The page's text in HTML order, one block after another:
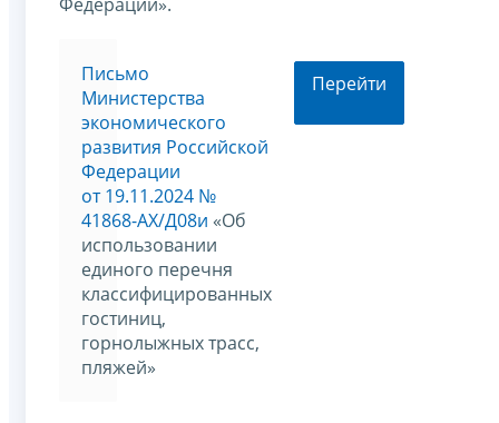
Письмо
Министерства
экономического
развития Российской
Федерации
от 19.11.2024 №
41868-АХ/Д08и «Об
использовании
единого перечня
классифицированных
гостиниц,
горнолыжных трасс,
пляжей»
Перейти